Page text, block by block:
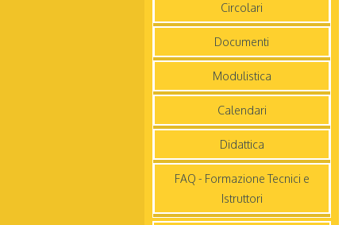
Circolari
Documenti
Modulistica
Calendari
Didattica
FAQ - Formazione Tecnici e
Istruttori